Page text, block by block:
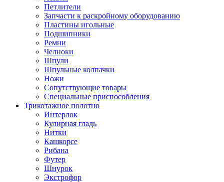
Петлители
Запчасти к раскройному оборудованию
Пластины игольные
Подшипники
Ремни
Челноки
Шпули
Шпульные колпачки
Ножи
Сопутствующие товары
Специальные приспособления
Трикотажное полотно
Интерлок
Кулирная гладь
Нитки
Кашкорсе
Рибана
Футер
Шнурок
Экстрофор